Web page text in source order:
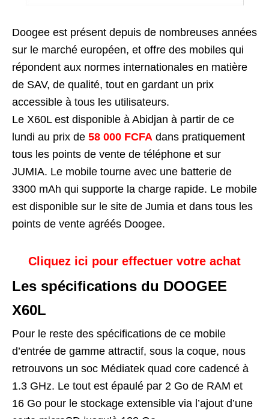
Doogee est présent depuis de nombreuses années
sur le marché européen, et offre des mobiles qui
répondent aux normes internationales en matière
de SAV, de qualité, tout en gardant un prix
accessible à tous les utilisateurs.
Le X60L est disponible à Abidjan à partir de ce
lundi au prix de 58 000 FCFA dans pratiquement
tous les points de vente de téléphone et sur
JUMIA. Le mobile tourne avec une batterie de
3300 mAh qui supporte la charge rapide. Le mobile
est disponible sur le site de Jumia et dans tous les
points de vente agréés Doogee.
Cliquez ici pour effectuer votre achat
Les spécifications du DOOGEE
X60L
Pour le reste des spécifications de ce mobile
d’entrée de gamme attractif, sous la coque, nous
retrouvons un soc Médiatek quad core cadencé à
1.3 GHz. Le tout est épaulé par 2 Go de RAM et
16 Go pour le stockage extensible via l’ajout d’une